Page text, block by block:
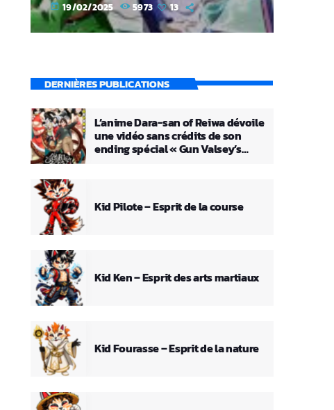
today 19/02/2025 5973 13
DERNIÈRES PUBLICATIONS
L’anime Dara-san of Reiwa dévoile
une vidéo sans crédits de son
ending spécial « Gun Valsey’s
Kid Pilote – Esprit de la course
Kid Ken – Esprit des arts martiaux
Kid Fourasse – Esprit de la nature